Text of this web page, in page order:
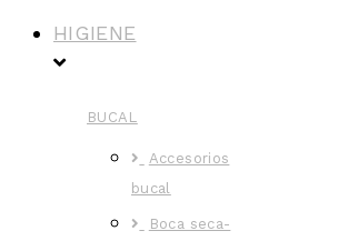
HIGIENE
BUCAL
Accesorios
bucal
Boca seca-